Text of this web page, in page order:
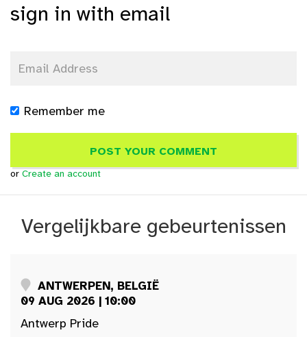
sign in with email
Remember me
or Create an account
Vergelijkbare gebeurtenissen
ANTWERPEN, BELGIË
09 AUG 2026 | 10:00
Antwerp Pride